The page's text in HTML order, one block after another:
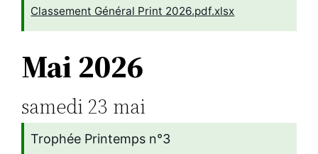
Classement Général Print 2026.pdf.xlsx
Mai 2026
samedi 23 mai
Trophée Printemps n°3